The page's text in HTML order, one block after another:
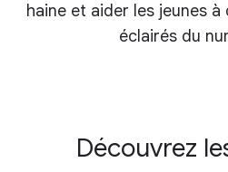
haine et aider les jeunes
éclairés du
Découvrez